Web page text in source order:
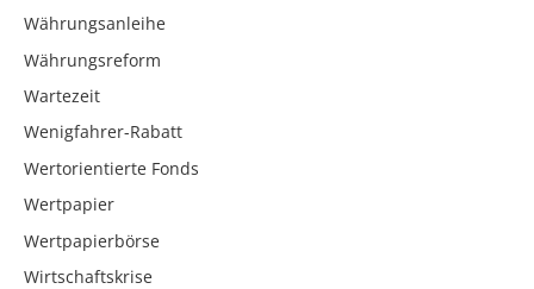
Währungsanleihe
Währungsreform
Wartezeit
Wenigfahrer-Rabatt
Wertorientierte Fonds
Wertpapier
Wertpapierbörse
Wirtschaftskrise